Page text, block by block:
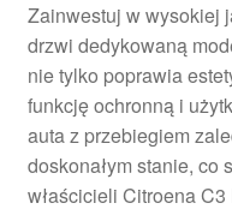
Zainwestuj w wysokiej
drzwi dedykowaną
nie tylko poprawia
funkcję ochronną i
auta z przebiegiem
doskonałym stanie, co
właścicieli Citroena C3